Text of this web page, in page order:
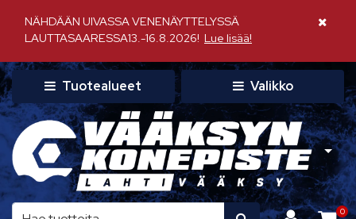
NÄHDÄÄN UIVASSA VENENÄYTTELYSSÄ
LAUTTASAARESSA13.-16.8.2026! Lue lisää!
Sulje
Tuotealueet Valikko
0